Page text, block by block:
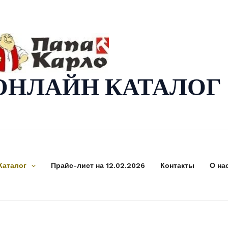
КАТАЛОГ
Прайс-лист на 12.02.2026 Контакты О